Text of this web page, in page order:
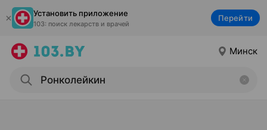
Установить приложение
103: поиск лекарств и врачей
Перейти
Минск